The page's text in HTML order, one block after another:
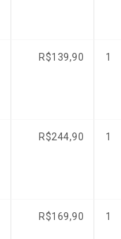
R$139,90 1
R$244,90 1
R$169,90 1